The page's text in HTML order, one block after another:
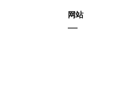
网站
—